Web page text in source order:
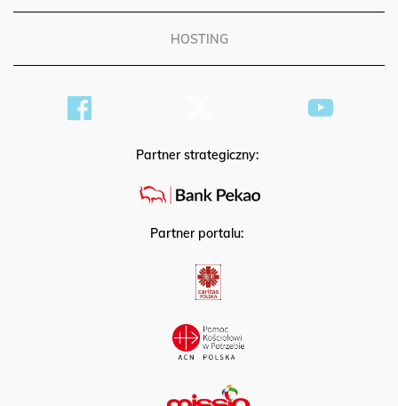
HOSTING
Partner strategiczny:
Partner portalu: